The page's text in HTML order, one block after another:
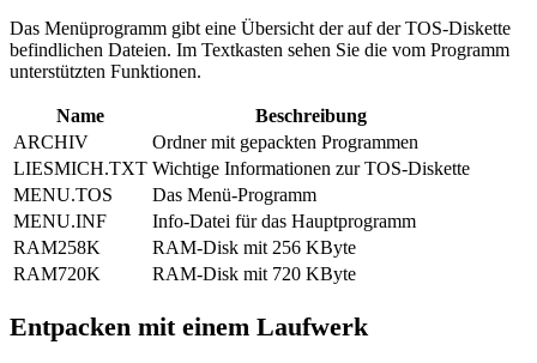
Das Menüprogramm gibt eine Übersicht der auf der TOS-Diskette
befindlichen Dateien. Im Textkasten sehen Sie die vom Programm
unterstützten Funktionen.
Name
Beschreibung
ARCHIV
Ordner mit gepackten Programmen
LIESMICH.TXT Wichtige Informationen zur TOS-Diskette
MENU.TOS
Das Menü-Programm
MENU.INF
Info-Datei für das Hauptprogramm
RAM258K
RAM-Disk mit 256 KByte
RAM720K
RAM-Disk mit 720 KByte
Entpacken mit einem Laufwerk